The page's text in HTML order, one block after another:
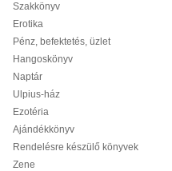
Szakkönyv
Erotika
Pénz, befektetés, üzlet
Hangoskönyv
Naptár
Ulpius-ház
Ezotéria
Ajándékkönyv
Rendelésre készülő könyvek
Zene